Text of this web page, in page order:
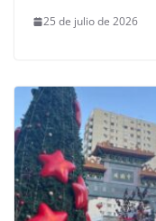
25 de julio de 2026